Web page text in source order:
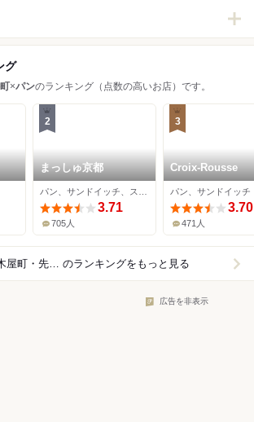
グ
×パンのランキング（点数の高いお店）です。
2
まっしゅ京都
3.71
705人
3
Croix-Rousse
パン、サンドイッチ
3.70
471人
河原町・木屋町・先斗町×パン のランキングをもっと見る
広告を非表示